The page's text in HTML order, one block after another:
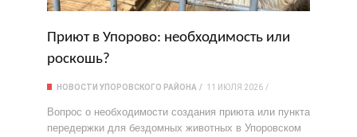
Приют в Упорово: необходимость или
роскошь?
НОВОСТИ УПОРОВСКОГО РАЙОНА 11 ИЮЛЯ 2026
Вопрос о необходимости создания приюта или пункта
передержки для бездомных животных в Упоровском